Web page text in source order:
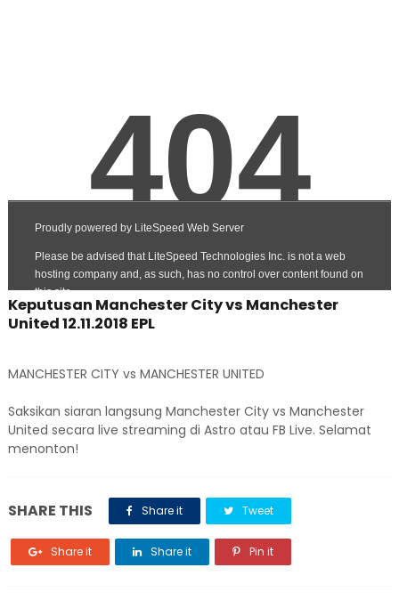
Keputusan Manchester City vs Manchester
United 12.11.2018 EPL
MANCHESTER CITY vs MANCHESTER UNITED
Saksikan siaran langsung Manchester City vs Manchester
United secara live streaming di Astro atau FB Live. Selamat
menonton!
SHARE THIS Share it Tweet
Share it Share it Pin it